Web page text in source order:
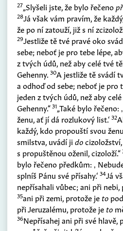
27„Slyšeli jste, že bylo řečeno
28Já však vám pravím, že
že po ní zatouží, již s ní
29Jestliže tě tvé pravé oko
sebe; neboť je pro tebe lépe,
z tvých údů, než aby celé tvé
Gehenny. 30A jestliže tě svádí
a odhoď od sebe; neboť je pro
jeden z tvých údů, než aby
Gehenny.“31„Také bylo
ženu, ať jí dá rozlukový list.‘ 32
každý, kdo propouští svou
smilstva, uvádí ji do
s propuštěnou oženil, cizoloží.“
bylo řečeno předkům: ‚
splníš Pánu své přísahy.‘ 34Já
nepřísahali vůbec; ani při nebi,
35ani při zemi, protože je to
při Jeruzalému, protože je to
36Nepřísahej ani při své hlavě,